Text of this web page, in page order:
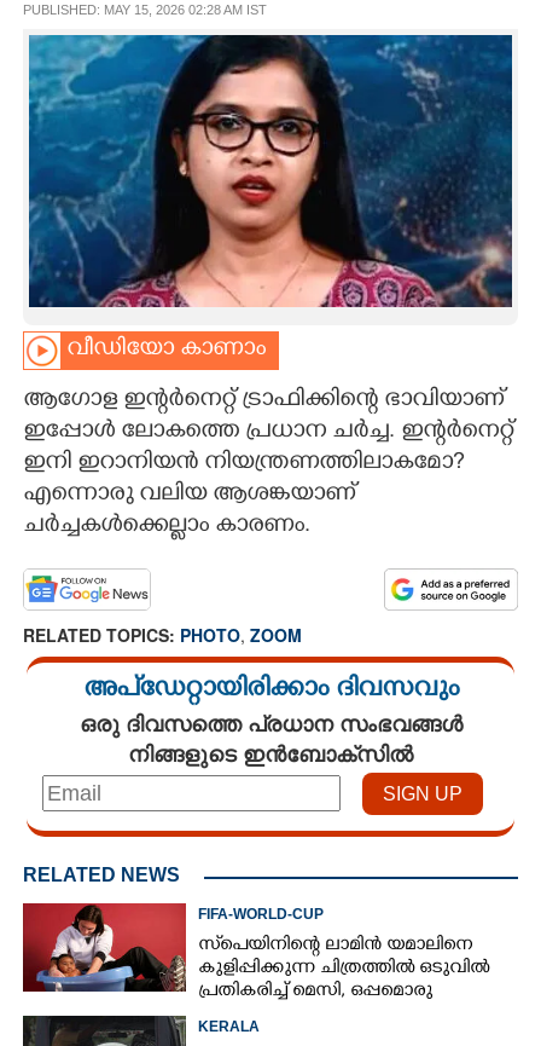
LIFESTYLE
SPIRITUAL
ART
ASTRO
CARTOONS
LITERATURE
ZOOM
CONTACT US
PUBLISHED: MAY 15, 2026 02:28 AM IST
വീഡിയോ കാണാം
ആഗോള ഇന്റർനെറ്റ് ട്രാഫിക്കിന്റെ ഭാവിയാണ്
ഇപ്പോൾ ലോകത്തെ പ്രധാന ചർച്ച. ഇന്റർനെറ്റ്
ഇനി ഇറാനിയൻ നിയന്ത്രണത്തിലാകമോ?
എന്നൊരു വലിയ ആശങ്കയാണ്
ചർച്ചകൾക്കെല്ലാം കാരണം.
RELATED TOPICS: PHOTO, ZOOM
അപ്ഡേറ്റായിരിക്കാം ദിവസവും
ഒരു ദിവസത്തെ പ്രധാന സംഭവങ്ങൾ
നിങ്ങളുടെ ഇൻബോക്സിൽ
RELATED NEWS
FIFA-WORLD-CUP
സ്‌പെയിനിന്റെ ലാമിൻ യമാലിനെ
കുളിപ്പിക്കുന്ന ചിത്രത്തിൽ ഒടുവിൽ
പ്രതികരിച്ച് മെസി, ഒപ്പമൊരു
മുന്നറിയിപ്പും
KERALA